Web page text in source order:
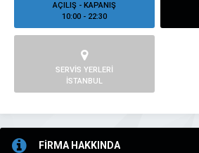
AÇILIŞ - KAPANIŞ
10:00 - 22:30
SERVİS YERLERİ
İSTANBUL
FİRMA HAKKINDA